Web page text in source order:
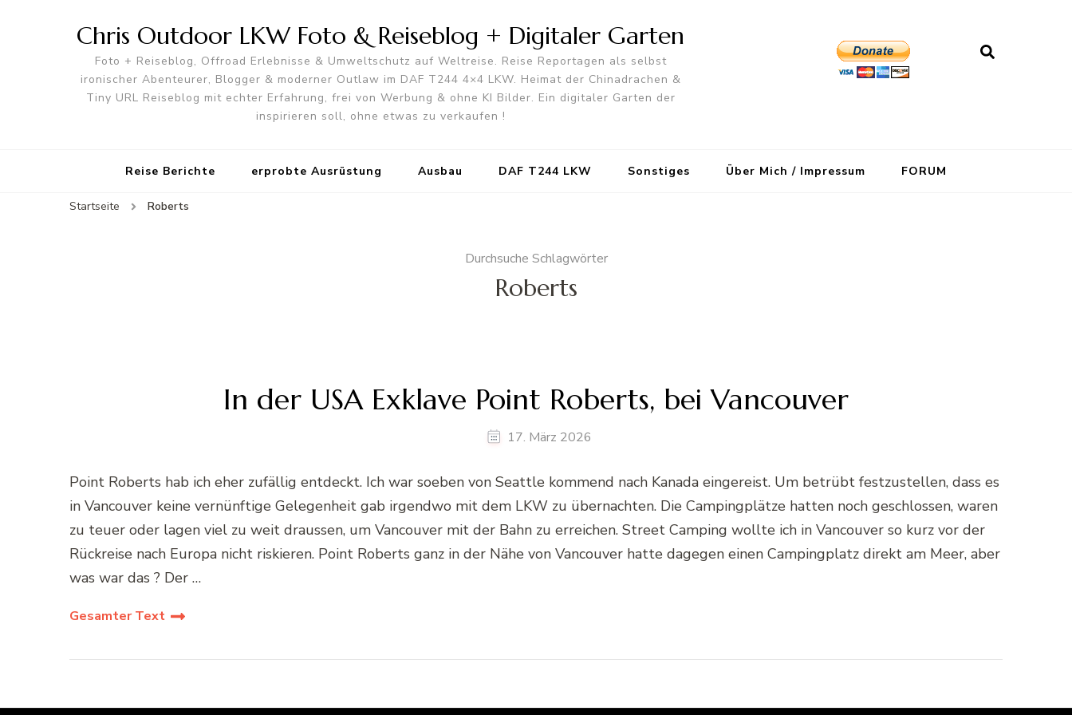
Chris Outdoor LKW Foto & Reiseblog + Digitaler Garten
Foto + Reiseblog, Offroad Erlebnisse & Umweltschutz auf Weltreise. Reise Reportagen als selbst
ironischer Abenteurer, Blogger & moderner Outlaw im DAF T244 4×4 LKW. Heimat der Chinadrachen &
Tiny URL Reiseblog mit echter Erfahrung, frei von Werbung & ohne KI Bilder. Ein digitaler Garten der
inspirieren soll, ohne etwas zu verkaufen !
Reise Berichte erprobte Ausrüstung Ausbau DAF T244 LKW Sonstiges Über Mich / Impressum FORUM
Startseite Roberts
Durchsuche Schlagwörter
Roberts
In der USA Exklave Point Roberts, bei Vancouver
17. März 2026
Point Roberts hab ich eher zufällig entdeckt. Ich war soeben von Seattle kommend nach Kanada eingereist. Um betrübt festzustellen, dass es
in Vancouver keine vernünftige Gelegenheit gab irgendwo mit dem LKW zu übernachten. Die Campingplätze hatten noch geschlossen, waren
zu teuer oder lagen viel zu weit draussen, um Vancouver mit der Bahn zu erreichen. Street Camping wollte ich in Vancouver so kurz vor der
Rückreise nach Europa nicht riskieren. Point Roberts ganz in der Nähe von Vancouver hatte dagegen einen Campingplatz direkt am Meer, aber
was war das ? Der …
Gesamter Text